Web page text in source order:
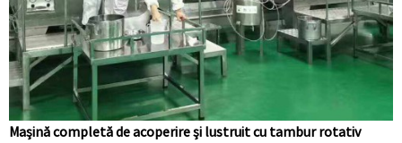
Mașină completă de acoperire și lustruit cu tambur rotativ